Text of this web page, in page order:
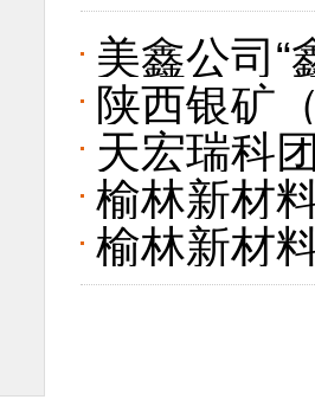
志愿服务
美鑫公司“
陕西银矿
春挺膺担
天宏瑞科
红色基因
榆林新材
委学习贯
榆林新材